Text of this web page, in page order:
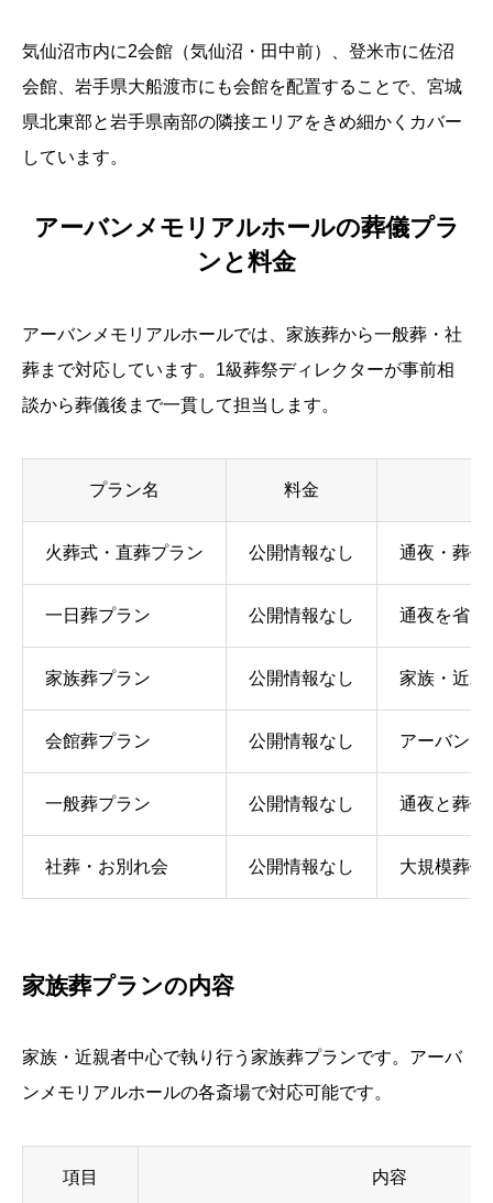
気仙沼市内に2会館（気仙沼・田中前）、登米市に佐沼
会館、岩手県大船渡市にも会館を配置することで、宮城
県北東部と岩手県南部の隣接エリアをきめ細かくカバー
しています。
アーバンメモリアルホールの葬儀プラ
ンと料金
アーバンメモリアルホールでは、家族葬から一般葬・社
葬まで対応しています。1級葬祭ディレクターが事前相
談から葬儀後まで一貫して担当します。
プラン名 料金
火葬式・直葬プラン 公開情報なし 通夜・葬儀
一日葬プラン 公開情報なし 通夜を省き
家族葬プラン 公開情報なし 家族・近親
会館葬プラン 公開情報なし アーバン
一般葬プラン 公開情報なし 通夜と葬儀
社葬・お別れ会 公開情報なし 大規模葬儀
家族葬プランの内容
家族・近親者中心で執り行う家族葬プランです。アーバ
ンメモリアルホールの各斎場で対応可能です。
項目 内容